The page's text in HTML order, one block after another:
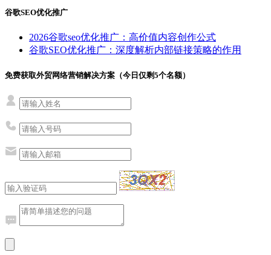
谷歌SEO优化推广
2026谷歌seo优化推广：高价值内容创作公式
谷歌SEO优化推广：深度解析内部链接策略的作用
免费获取外贸网络营销解决方案（今日仅剩5个名额）